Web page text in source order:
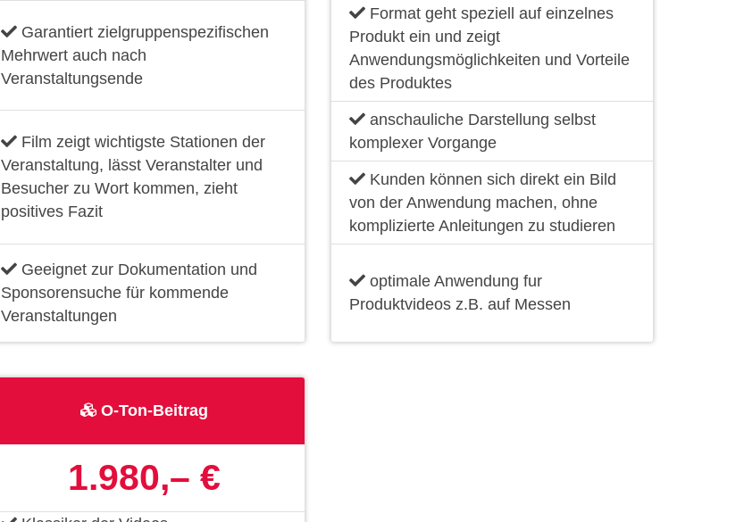
Firmenportrait OT medical GmbH
Garantiert zielgruppenspezifischen
Mehrwert auch nach
Veranstaltungsende
Film zeigt wichtigste Stationen der
Veranstaltung, lässt Veranstalter und
Besucher zu Wort kommen, zieht
positives Fazit
Geeignet zur Dokumentation und
Sponsorensuche für kommende
Veranstaltungen
Format geht speziell auf einzelnes
Produkt ein und zeigt
Anwendungsmöglichkeiten und Vorteile
des Produktes
anschauliche Darstellung selbst
komplexer Vorgange
Kunden können sich direkt ein Bild
von der Anwendung machen, ohne
komplizierte Anleitungen zu studieren
optimale Anwendung fur
Produktvideos z.B. auf Messen
O-Ton-Beitrag
1.980,– €